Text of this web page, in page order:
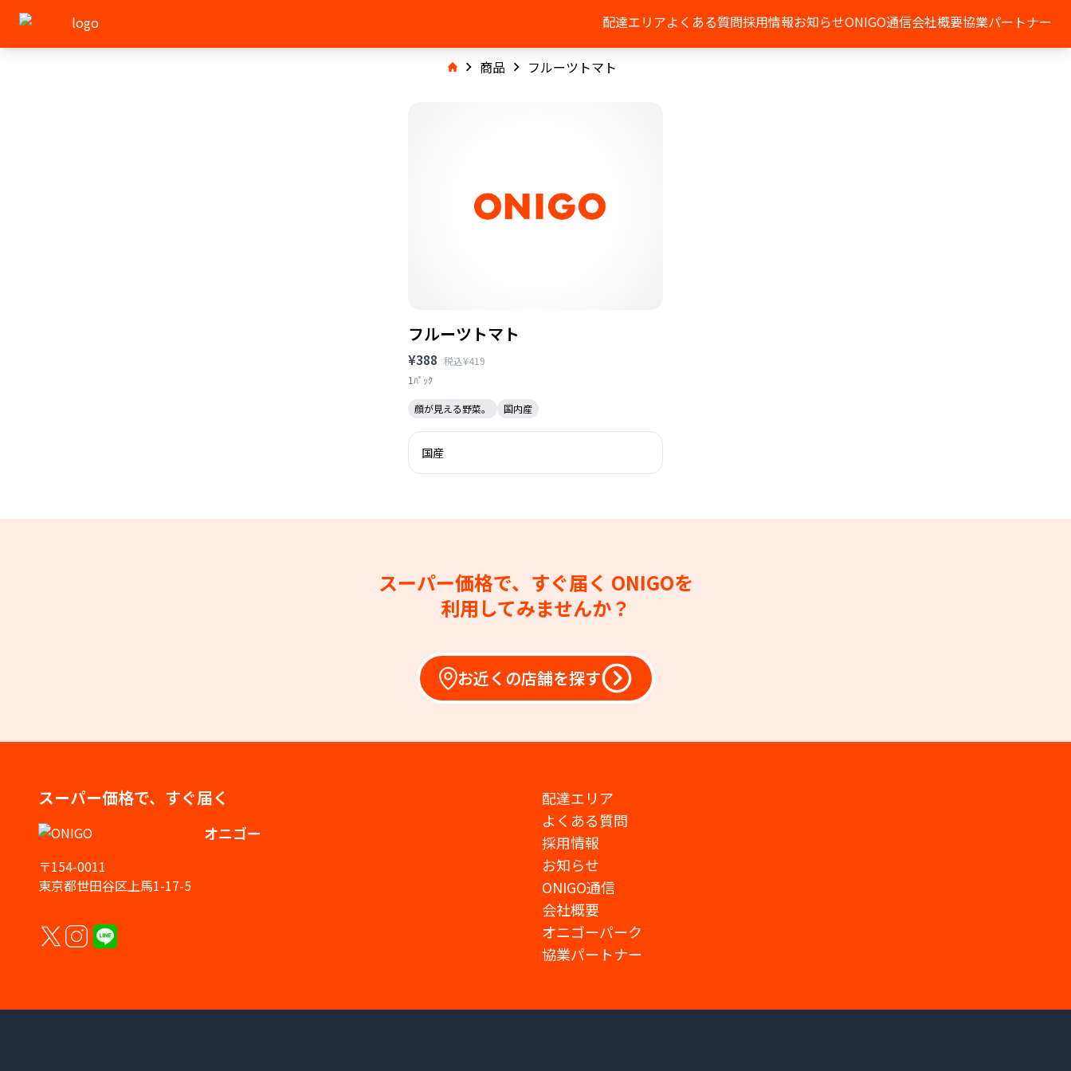
配達エリアよくある質問採用情報お知らせONIGO通信会社概要協業パートナー
商品 フルーツトマト
フルーツトマト
¥388 税込¥419
1ﾊﾟｯｸ
顔が見える野菜。 国内産
国産
スーパー価格で、すぐ届く ONIGOを
利用してみませんか？
お近くの店舗を探す
スーパー価格で、すぐ届く
オニゴー
〒154-0011
東京都世田谷区上馬1-17-5
配達エリア
よくある質問
採用情報
お知らせ
ONIGO通信
会社概要
オニゴーパーク
協業パートナー